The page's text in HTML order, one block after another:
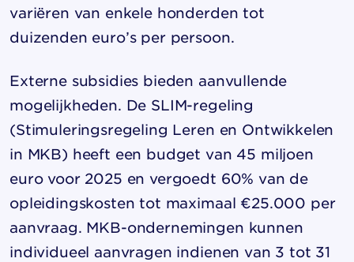
variëren van enkele honderden tot
duizenden euro’s per persoon.
Externe subsidies bieden aanvullende
mogelijkheden. De SLIM-regeling
(Stimuleringsregeling Leren en Ontwikkelen
in MKB) heeft een budget van 45 miljoen
euro voor 2025 en vergoedt 60% van de
opleidingskosten tot maximaal €25.000 per
aanvraag. MKB-ondernemingen kunnen
individueel aanvragen indienen van 3 tot 31